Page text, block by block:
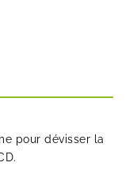
pour dévisser la